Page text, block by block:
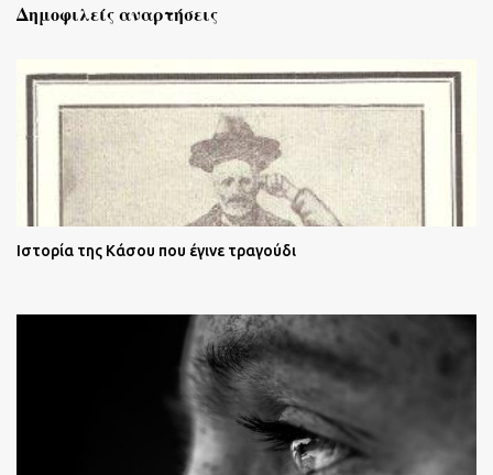
Δημοφιλείς αναρτήσεις
Ιστορία της Κάσου που έγινε τραγούδι